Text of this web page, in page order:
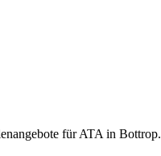
für ATA in Bottrop.